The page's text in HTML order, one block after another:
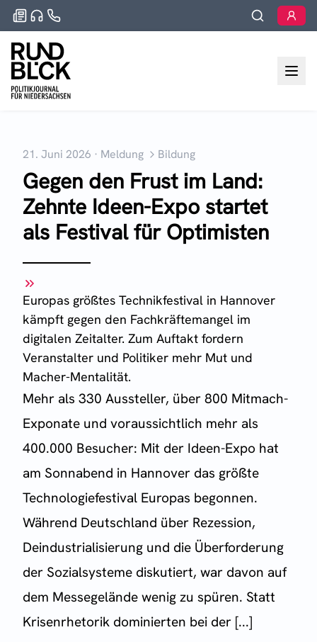
21. Juni 2026 · Meldung Bildung
Gegen den Frust im Land:
Zehnte Ideen-Expo startet
als Festival für Optimisten
Europas größtes Technikfestival in Hannover
kämpft gegen den Fachkräftemangel im
digitalen Zeitalter. Zum Auftakt fordern
Veranstalter und Politiker mehr Mut und
Macher-Mentalität.
Mehr als 330 Aussteller, über 800 Mitmach-
Exponate und voraussichtlich mehr als
400.000 Besucher: Mit der Ideen-Expo hat
am Sonnabend in Hannover das größte
Technologiefestival Europas begonnen.
Während Deutschland über Rezession,
Deindustrialisierung und die Überforderung
der Sozialsysteme diskutiert, war davon auf
dem Messegelände wenig zu spüren. Statt
Krisenrhetorik dominierten bei der [...]